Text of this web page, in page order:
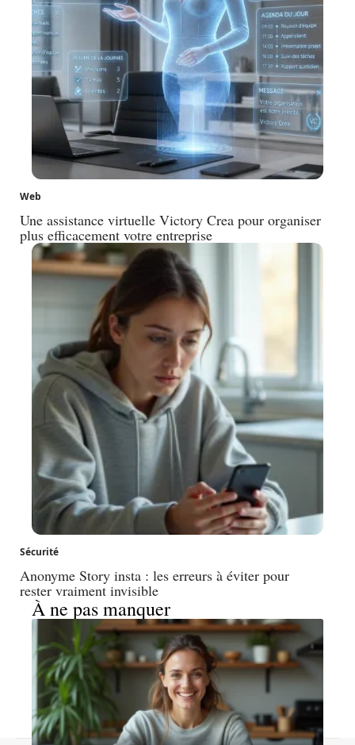
Web
Une assistance virtuelle Victory Crea pour organiser
plus efficacement votre entreprise
Sécurité
Anonyme Story insta : les erreurs à éviter pour
rester vraiment invisible
À ne pas manquer